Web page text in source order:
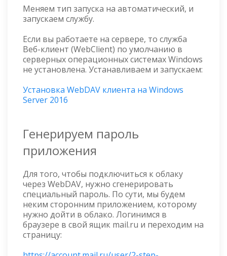
Меняем тип запуска на автоматический, и
запускаем службу.
Если вы работаете на сервере, то служба
Веб-клиент (WebClient) по умолчанию в
серверных операционных системах Windows
не установлена. Устанавливаем и запускаем:
Установка WebDAV клиента на Windows
Server 2016
Генерируем пароль
приложения
Для того, чтобы подключиться к облаку
через WebDAV, нужно сгенерировать
специальный пароль. По сути, мы будем
неким сторонним приложением, которому
нужно дойти в облако. Логинимся в
браузере в свой ящик mail.ru и переходим на
страницу: